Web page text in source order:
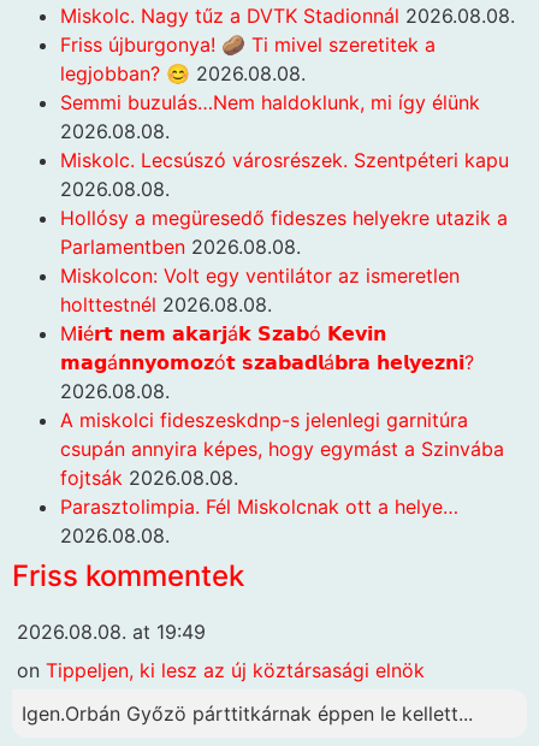
Miskolc. Nagy tűz a DVTK Stadionnál 2026.08.08.
Friss újburgonya! 🥔 Ti mivel szeretitek a
legjobban? 😊 2026.08.08.
Semmi buzulás…Nem haldoklunk, mi így élünk
2026.08.08.
Miskolc. Lecsúszó városrészek. Szentpéteri kapu
2026.08.08.
Hollósy a megüresedő fideszes helyekre utazik a
Parlamentben 2026.08.08.
Miskolcon: Volt egy ventilátor az ismeretlen
holttestnél 2026.08.08.
M𝗶é𝗿𝘁 𝗻𝗲𝗺 𝗮𝗸𝗮𝗿𝗷á𝗸 𝗦𝘇𝗮𝗯ó 𝗞𝗲𝘃𝗶𝗻
𝗺𝗮𝗴á𝗻𝗻𝘆𝗼𝗺𝗼𝘇ó𝘁 𝘀𝘇𝗮𝗯𝗮𝗱𝗹á𝗯𝗿𝗮 𝗵𝗲𝗹𝘆𝗲𝘇𝗻𝗶?
2026.08.08.
A miskolci fideszeskdnp-s jelenlegi garnitúra
csupán annyira képes, hogy egymást a Szinvába
fojtsák 2026.08.08.
Parasztolimpia. Fél Miskolcnak ott a helye…
2026.08.08.
Friss kommentek
2026.08.08. at 19:49
on Tippeljen, ki lesz az új köztársasági elnök
Igen.Orbán Győzö párttitkárnak éppen le kellett...